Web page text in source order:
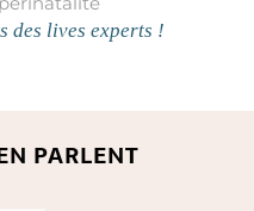
des lives experts !
PARLENT